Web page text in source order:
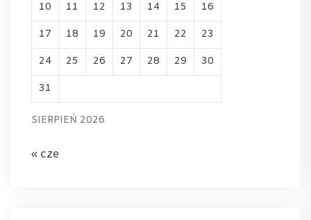
SIERPIEŃ 2026
10 11 12 13 14 15 16
17 18 19 20 21 22 23
24 25 26 27 28 29 30
31
« cze